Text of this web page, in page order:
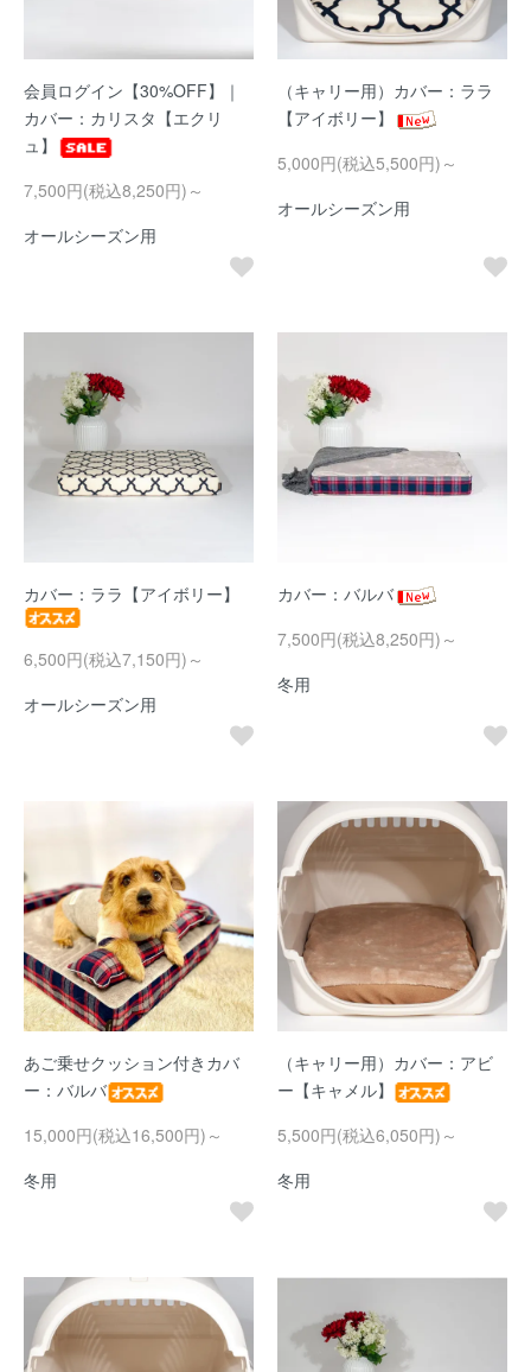
会員ログイン【30%OFF】｜
カバー：カリスタ【エクリ
ュ】
7,500円(税込8,250円)～
オールシーズン用
（キャリー用）カバー：ララ
【アイボリー】
5,000円(税込5,500円)～
オールシーズン用
カバー：ララ【アイボリー】
6,500円(税込7,150円)～
オールシーズン用
カバー：バルバ
7,500円(税込8,250円)～
冬用
あご乗せクッション付きカバ
ー：バルバ
15,000円(税込16,500円)～
冬用
（キャリー用）カバー：アビ
ー【キャメル】
5,500円(税込6,050円)～
冬用